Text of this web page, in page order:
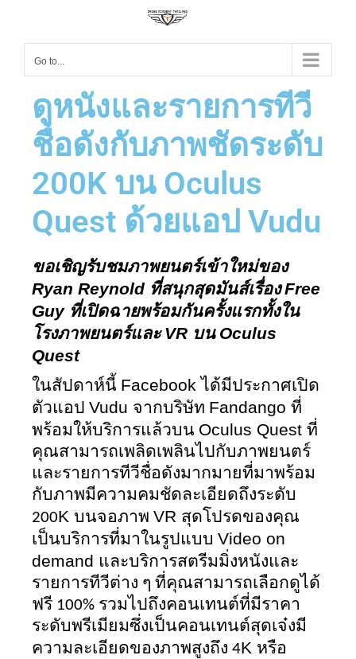
Go to...
ดูหนังและรายการทีวี
ชื่อดังกับภาพชัดระดับ
200K บน Oculus
Quest ด้วยแอป Vudu
ขอเชิญรับชมภาพยนตร์เข้าใหม่ของ
Ryan Reynold ที่สนุกสุดมันส์เรื่อง Free
Guy ที่เปิดฉายพร้อมกันครั้งแรกทั้งใน
โรงภาพยนตร์และ VR บน Oculus
Quest
ในสัปดาห์นี้ Facebook ได้มีประกาศเปิด
ตัวแอป Vudu จากบริษัท Fandango ที่
พร้อมให้บริการแล้วบน Oculus Quest ที่
คุณสามารถเพลิดเพลินไปกับภาพยนตร์
และรายการทีวีชื่อดังมากมายที่มาพร้อม
กับภาพมีความคมชัดละเอียดถึงระดับ
200K บนจอภาพ VR สุดโปรดของคุณ
เป็นบริการที่มาในรูปแบบ Video on
demand และบริการสตรีมมิ่งหนังและ
รายการทีวีต่าง ๆ ที่คุณสามารถเลือกดูได้
ฟรี 100% รวมไปถึงคอนเทนต์ที่มีราคา
ระดับพรีเมียมซึ่งเป็นคอนเทนต์สุดเจ๋งมี
ความละเอียดของภาพสูงถึง 4K